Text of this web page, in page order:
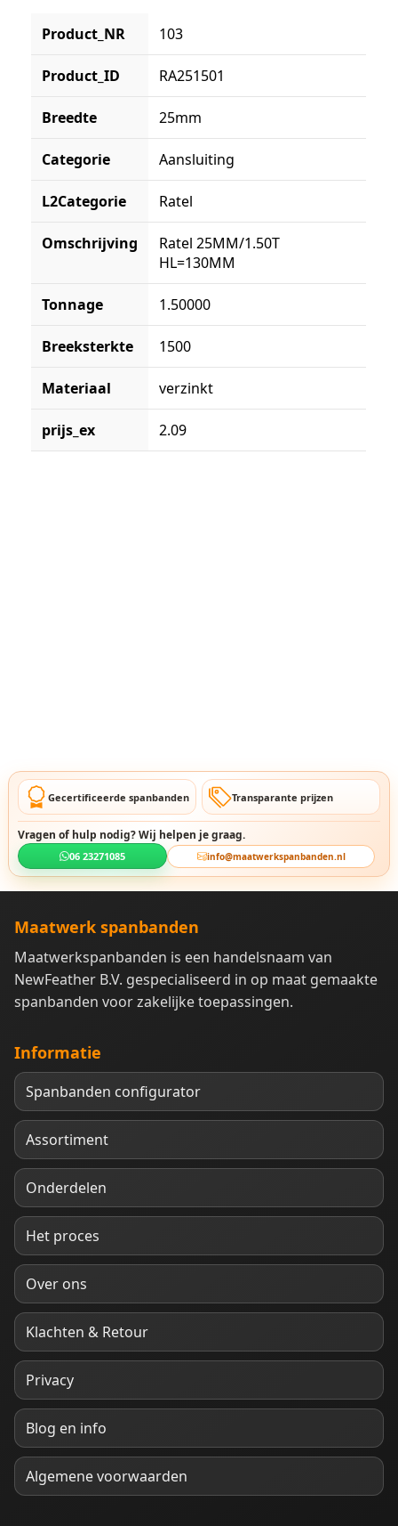
Product_NR 103
Product_ID RA251501
Breedte 25mm
Categorie Aansluiting
L2Categorie Ratel
Omschrijving
Ratel 25MM/1.50T
HL=130MM
Tonnage 1.50000
Breeksterkte 1500
Materiaal verzinkt
prijs_ex 2.09
Gecertificeerde spanbanden Transparante prijzen
Vragen of hulp nodig? Wij helpen je graag.
06 23271085 info@maatwerkspanbanden.nl
Maatwerk spanbanden
Maatwerkspanbanden is een handelsnaam van
NewFeather B.V. gespecialiseerd in op maat gemaakte
spanbanden voor zakelijke toepassingen.
Informatie
Spanbanden configurator
Assortiment
Onderdelen
Het proces
Over ons
Klachten & Retour
Privacy
Blog en info
Algemene voorwaarden